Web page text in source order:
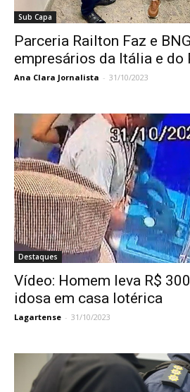
Sub Capa
Parceria Railton Faz e
empresários da Itália e do
Ana Clara Jornalista - 31/10/2023
Destaques
Vídeo: Homem leva R$
idosa em casa lotérica
Lagartense - 31/10/2023